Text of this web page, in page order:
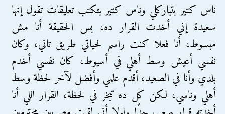
ناس كتير بتباركلي وناس كتير بتكتب تعليقات تقول إنها
سعيدة إني أخدت القرار ده، بس الحقيقة أنا مش
مبسوط، أنا فعلا كنت راسم لحياتي طريق تاني، وكان
نفسي أعيش وسط أهلي في ‫‏أسيوط‬، كان نفسي أخدم
بلدي وأنا في الصعيد، أقدم علمي وأفضل ﻵخر لحظة وسط
أهلي وناسي، لكن كل ده تبخر في لحظة، القرار اللي أنا